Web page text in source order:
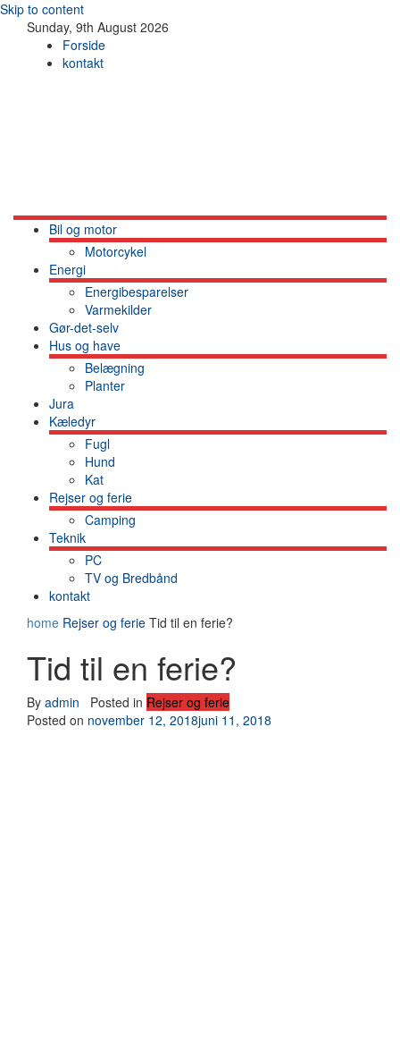
Skip to content
Sunday, 9th August 2026
Forside
kontakt
Bil og motor
Motorcykel
Energi
Energibesparelser
Varmekilder
Gør-det-selv
Hus og have
Belægning
Planter
Jura
Kæledyr
Fugl
Hund
Kat
Rejser og ferie
Camping
Teknik
PC
TV og Bredbånd
kontakt
home Rejser og ferie Tid til en ferie?
Tid til en ferie?
By admin Posted in Rejser og ferie
Posted on november 12, 2018juni 11, 2018